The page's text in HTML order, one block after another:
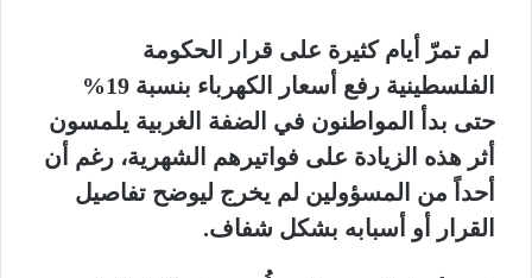
لم تمرّ أيام كثيرة على قرار الحكومة
الفلسطينية رفع أسعار الكهرباء بنسبة 19%
حتى بدأ المواطنون في الضفة الغربية يلمسون
أثر هذه الزيادة على فواتيرهم الشهرية، رغم أن
أحداً من المسؤولين لم يخرج ليوضح تفاصيل
القرار أو أسبابه بشكل شفاف.